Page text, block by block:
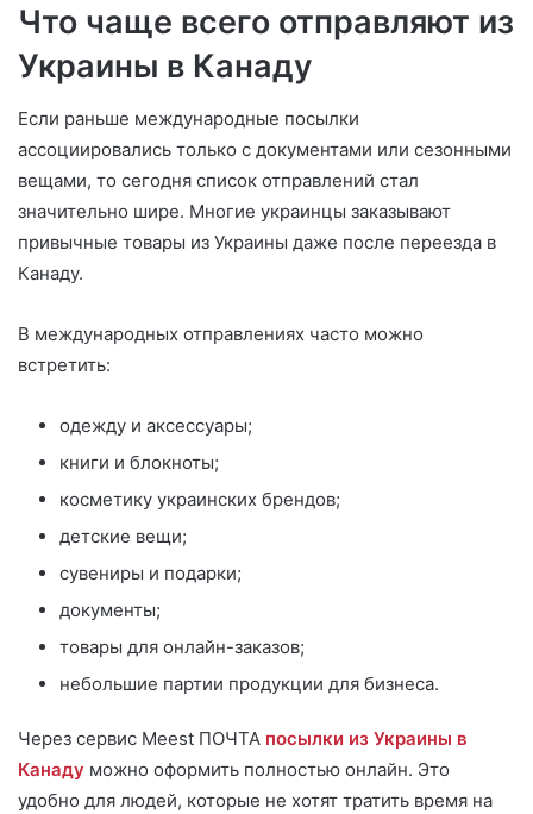
Что чаще всего отправляют из
Украины в Канаду
Если раньше международные посылки
ассоциировались только с документами или сезонными
вещами, то сегодня список отправлений стал
значительно шире. Многие украинцы заказывают
привычные товары из Украины даже после переезда в
Канаду.
В международных отправлениях часто можно
встретить:
одежду и аксессуары;
книги и блокноты;
косметику украинских брендов;
детские вещи;
сувениры и подарки;
документы;
товары для онлайн-заказов;
небольшие партии продукции для бизнеса.
Через сервис Meest ПОЧТА посылки из Украины в
Канаду можно оформить полностью онлайн. Это
удобно для людей, которые не хотят тратить время на